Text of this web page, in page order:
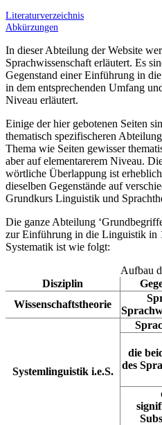
Literaturverzeichnis
Abkürzungen
In dieser Abteilung der Website
Sprachwissenschaft erläutert. Es
Gegenstand einer Einführung in
in dem entsprechenden Umfang
Niveau erläutert.
Einige der hier gebotenen Seiten
thematisch spezifischeren
Thema wie Seiten gewisser
aber auf elementarerem Niveau.
wörtliche Überlappung ist
dieselben Gegenstände auf
Grundkurs Linguistik und
Die ganze Abteilung
zur Einführung in die Linguistik in
Systematik ist wie folgt:
Aufbau
Disziplin
Wissenschaftstheorie
Systemlinguistik i.e.S.
die
des